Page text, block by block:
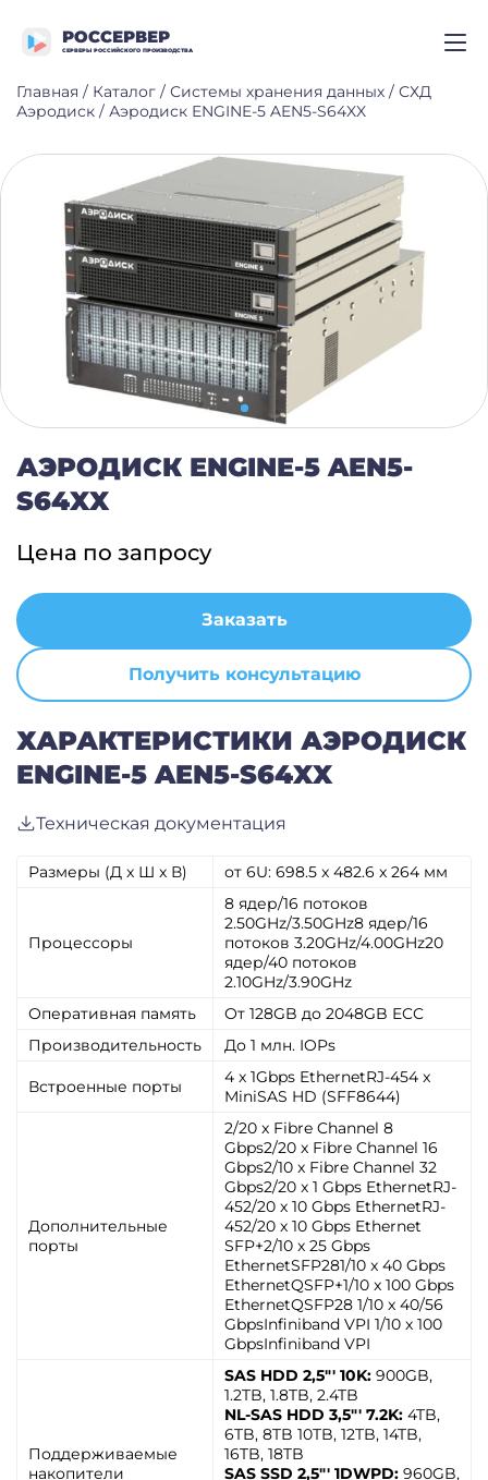
РОССЕРВЕР
СЕРВЕРЫ РОССИЙСКОГО ПРОИЗВОДСТВА
Главная / Каталог / Системы хранения данных / СХД
Аэродиск / Аэродиск ENGINE-5 AEN5-S64XX
АЭРОДИСК ENGINE-5 AEN5-
S64XX
Цена по запросу
Заказать
Получить консультацию
ХАРАКТЕРИСТИКИ АЭРОДИСК
ENGINE-5 AEN5-S64XX
Техническая документация
Размеры (Д x Ш x В) от 6U: 698.5 x 482.6 x 264 мм
Процессоры
8 ядер/16 потоков
2.50GHz/3.50GHz8 ядер/16
потоков 3.20GHz/4.00GHz20
ядер/40 потоков
2.10GHz/3.90GHz
Оперативная память
От 128GB до 2048GB ECC
Производительность
До 1 млн. IOPs
Встроенные порты
4 x 1Gbps EthernetRJ-454 x
MiniSAS HD (SFF8644)
Дополнительные
порты
2/20 x Fibre Channel 8
Gbps2/20 x Fibre Channel 16
Gbps2/10 x Fibre Channel 32
Gbps2/20 x 1 Gbps EthernetRJ-
452/20 x 10 Gbps EthernetRJ-
452/20 x 10 Gbps Ethernet
SFP+2/10 x 25 Gbps
EthernetSFP281/10 x 40 Gbps
EthernetQSFP+1/10 x 100 Gbps
EthernetQSFP28 1/10 x 40/56
GbpsInfiniband VPI 1/10 x 100
GbpsInfiniband VPI
Поддерживаемые
накопители
SAS HDD 2,5"' 10K: 900GB,
1.2TB, 1.8TB, 2.4TB
NL-SAS HDD 3,5"' 7.2K: 4TB,
6TB, 8TB 10TB, 12TB, 14TB,
16TB, 18TB
SAS SSD 2,5"' 1DWPD: 960GB,